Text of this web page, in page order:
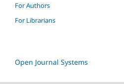
For Authors
For Librarians
Open Journal Systems